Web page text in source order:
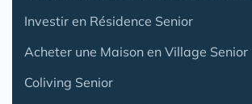
Investir en Résidence Senior
Acheter une Maison en Village Senior
Coliving Senior